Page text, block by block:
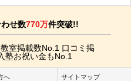
せ数770万件突破!!
へ サイトマップ